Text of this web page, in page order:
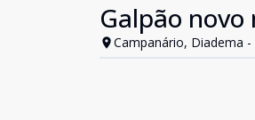
Galpão
Campanário, Diadema -